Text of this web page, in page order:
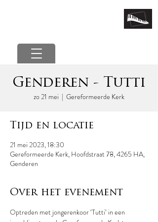
Genderen - Tutti
zo 21 mei
  |
Gereformeerde Kerk
Tijd en locatie
21 mei 2023, 18:30
Gereformeerde Kerk, Hoofdstraat 78, 4265 HA,
Genderen
Over het evenement
Optreden met jongerenkoor ‘Tutti’ in een